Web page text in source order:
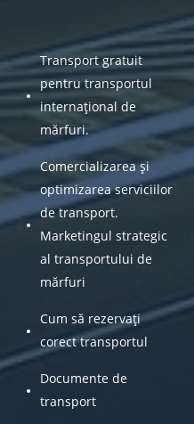
Transport gratuit
pentru transportul
internațional de
mărfuri.
Comercializarea și
optimizarea serviciilor
de transport.
Marketingul strategic
al transportului de
mărfuri
Cum să rezervați
corect transportul
Documente de
transport